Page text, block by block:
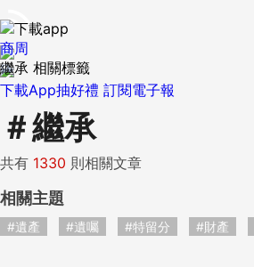
下載App抽好禮 訂閱電子報
商周
繼承 相關標籤
＃繼承
共有 1330 則相關文章
相關主題
#遺產 #遺囑 #特留分 #財產